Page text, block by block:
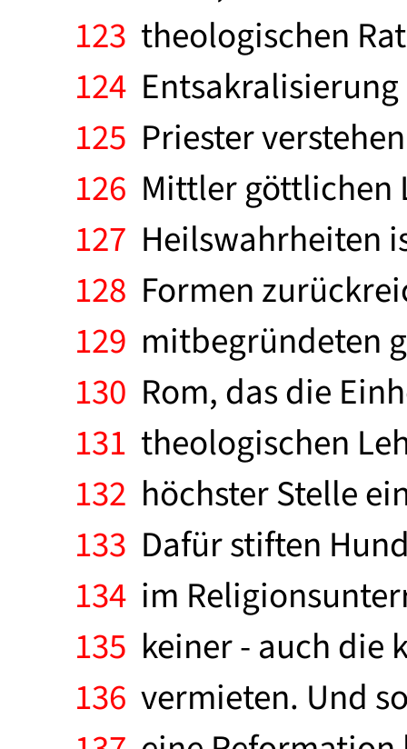
123 theologischen
124
125 Priester
126 Mittler göttlichen
127 Heilswahrheiten
128 Formen
129 mitbegründeten
130 Rom, das die
131 theologischen
132 höchster Stelle
133 Dafür stiften
134 im
135 keiner - auch die
136 vermieten. Und